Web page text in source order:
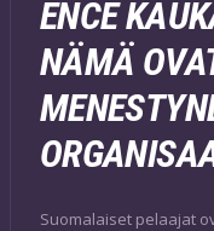
ENCE
NÄMÄ
Suomalaiset pelaajat